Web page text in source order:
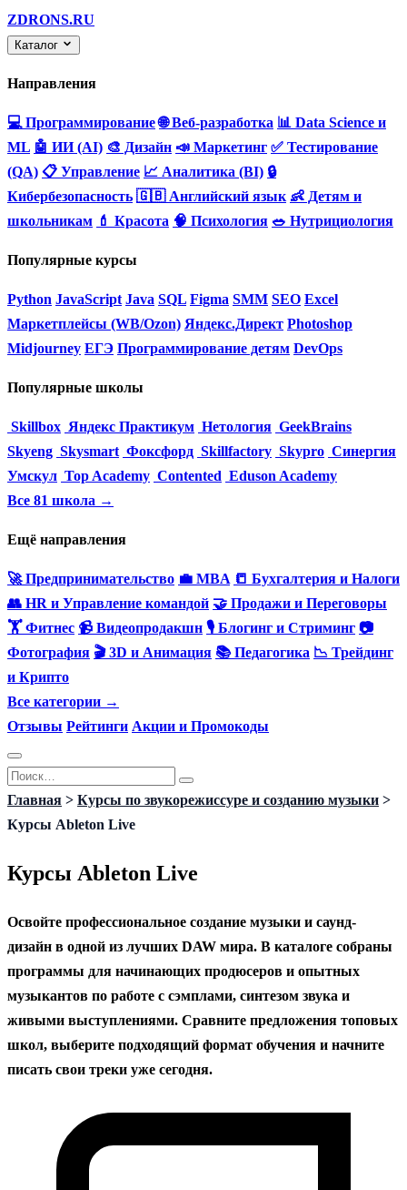
ZDRONS.RU
Каталог
Направления
💻 Программирование 🌐 Веб-разработка 📊 Data Science и
ML 🤖 ИИ (AI) 🎨 Дизайн 📣 Маркетинг ✅ Тестирование
(QA) 📋 Управление 📈 Аналитика (BI) 🔒
Кибербезопасность 🇬🇧 Английский язык 👶 Детям и
школьникам 💄 Красота 🧠 Психология 🥗 Нутрициология
Популярные курсы
Python JavaScript Java SQL Figma SMM SEO Excel
Маркетплейсы (WB/Ozon) Яндекс.Директ Photoshop
Midjourney ЕГЭ Программирование детям DevOps
Популярные школы
Skillbox Яндекс Практикум Нетология GeekBrains
Skyeng Skysmart Фоксфорд Skillfactory Skypro Синергия
Умскул Top Academy Contented Eduson Academy
Все 81 школа →
Ещё направления
🚀 Предпринимательство 💼 MBA 📒 Бухгалтерия и Налоги
👥 HR и Управление командой 🤝 Продажи и Переговоры
🏋️ Фитнес 📹 Видеопродакшн 🎙 Блогинг и Стриминг 📷
Фотография 🎬 3D и Анимация 📚 Педагогика 📉 Трейдинг
и Крипто
Все категории →
Отзывы Рейтинги Акции и Промокоды
Перейти
к
содержанию
Search
for:
Главная > Курсы по звукорежиссуре и созданию музыки >
Курсы Ableton Live
Курсы Ableton Live
Освойте профессиональное создание музыки и саунд-
дизайн в одной из лучших DAW мира. В каталоге собраны
программы для начинающих продюсеров и опытных
музыкантов по работе с сэмплами, синтезом звука и
живыми выступлениями. Сравните предложения топовых
школ, выберите подходящий формат обучения и начните
писать свои треки уже сегодня.